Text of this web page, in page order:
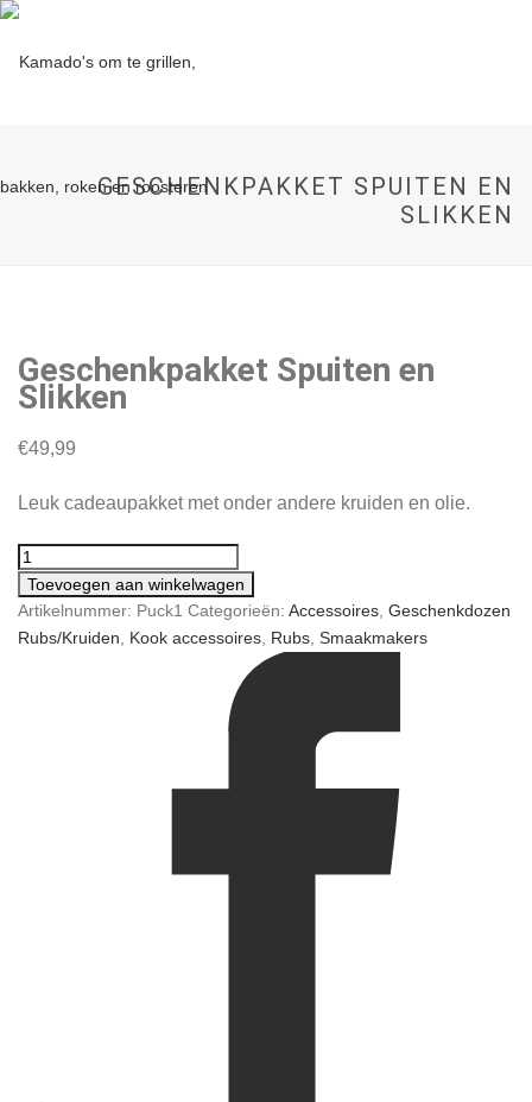
GESCHENKPAKKET SPUITEN EN
SLIKKEN
Geschenkpakket Spuiten en
Slikken
€49,99
Leuk cadeaupakket met onder andere kruiden en olie.
Toevoegen aan winkelwagen
Artikelnummer: Puck1 Categorieën: Accessoires, Geschenkdozen
Rubs/Kruiden, Kook accessoires, Rubs, Smaakmakers